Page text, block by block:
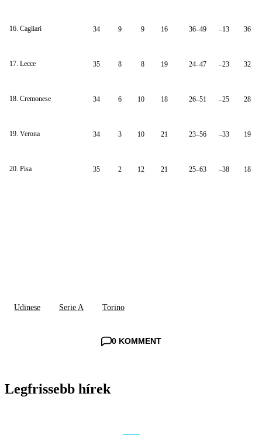
16. Cagliari 34 9 9 16 36–49 –13 36
17. Lecce 35 8 8 19 24–47 –23 32
18. Cremonese 34 6 10 18 26–51 –25 28
19. Verona 34 3 10 21 23–56 –33 19
20. Pisa 35 2 12 21 25–63 –38 18
Udinese Serie A Torino
0 KOMMENT
Legfrissebb hírek